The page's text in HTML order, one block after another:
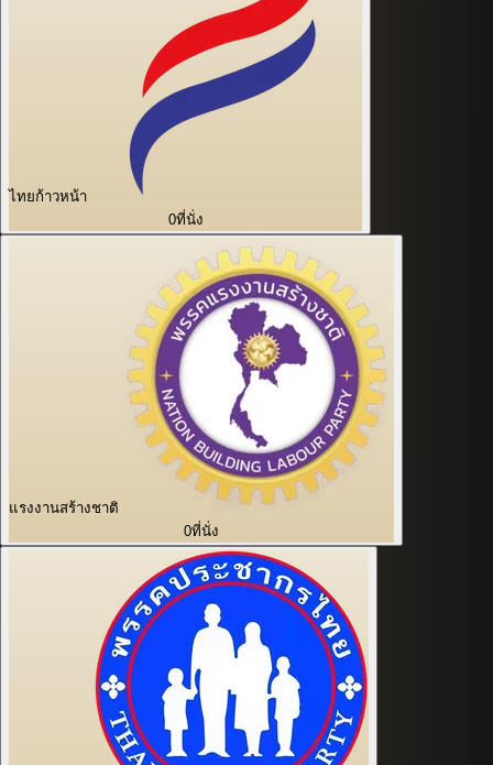
ไทยก้าวหน้า
0ที่นั่ง
แรงงานสร้างชาติ
0ที่นั่ง